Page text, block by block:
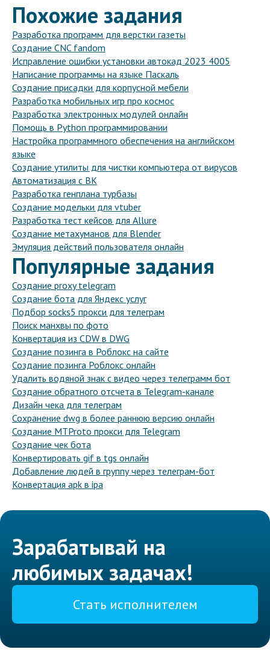
Похожие задания
Разработка программ для верстки газеты
Создание CNC fandom
Исправление ошибки установки автокад 2023 4005
Написание программы на языке Паскаль
Создание присадки для корпусной мебели
Разработка мобильных игр про космос
Разработка электронных модулей онлайн
Помощь в Python программировании
Настройка программного обеспечения на английском
языке
Создание утилиты для чистки компьютера от вирусов
Автоматизация с ВК
Разработка генплана турбазы
Создание модельки для vtuber
Разработка тест кейсов для Allure
Создание метахуманов для Blender
Эмуляция действий пользователя онлайн
Популярные задания
Создание proxy telegram
Создание бота для Яндекс услуг
Подбор socks5 прокси для телеграм
Поиск манхвы по фото
Конвертация из CDW в DWG
Создание позинга в Роблокс на сайте
Создание позинга Роблокс онлайн
Удалить водяной знак с видео через телеграмм бот
Создание обратного отсчета в Telegram-канале
Дизайн чека для телеграм
Сохранение dwg в более раннюю версию онлайн
Создание MTProto прокси для Telegram
Создание чек бота
Конвертировать gif в tgs онлайн
Добавление людей в группу через телеграм-бот
Конвертация apk в ipa
Зарабатывай на
любимых задачах!
Стать исполнителем